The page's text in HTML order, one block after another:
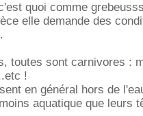
quoi comme
elle demande des
toutes sont carnivores :
!
en général hors de
aquatique que leurs